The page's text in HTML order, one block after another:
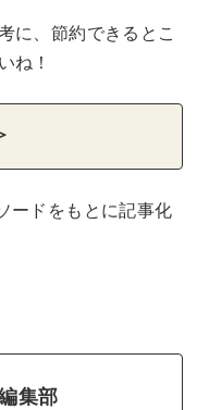
に、節約できるとこ
ね！
ードをもとに記事化
集部